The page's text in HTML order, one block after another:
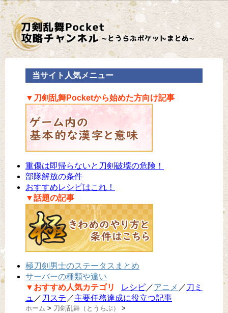
当サイト人気メニュー
▼刀剣乱舞Pocketから始めた方向け記事
重傷は即帰らないと刀剣破壊の危険！
部隊解放の条件
おすすめレシピはこれ！
▼話題の記事
極刀剣男士のステータスまとめ
サーバーの種類や違い
▼おすすめ人気カテゴリ
レシピ／アニメ ／ 刀ミ
ュ ／ 刀ステ ／主要任務達成に役立つ記事
ホーム > 刀剣乱舞（とうらぶ） >